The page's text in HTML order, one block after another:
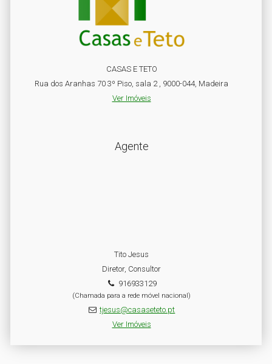
CASAS E TETO
Rua dos Aranhas 70 3º Piso, sala 2 , 9000-044, Madeira
Ver Imóveis
Agente
Tito Jesus
Diretor, Consultor
916933129
(Chamada para a rede móvel nacional)
tjesus@casaseteto.pt
Ver Imóveis